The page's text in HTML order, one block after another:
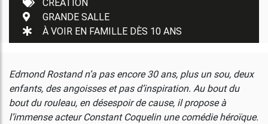
CRÉATION
GRANDE SALLE
À VOIR EN FAMILLE DÈS 10 ANS
Edmond Rostand n’a pas encore 30 ans, plus un sou, deux
enfants, des angoisses et pas d’inspiration. Au bout du
bout du rouleau, en désespoir de cause, il propose à
l’immense acteur Constant Coquelin une comédie héroïque.